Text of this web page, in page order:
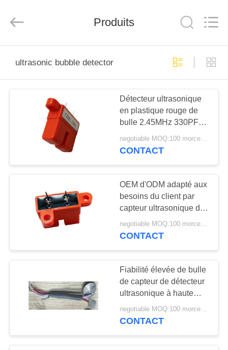
PRODUITS
SUJET
NOUS
VISITE
D'USINE
CONTRÔLE
DE
QUALITÉ
CONTACTEZ-
NOUS
Co.,
Reserved.
Produits
ultrasonic bubble detector
Détecteur ultrasonique
en plastique rouge de
bulle 2.45MHz 330PF
pour le dispositif médical
negotiable MOQ:100 morceaux/morceaux
CONTACT
OEM d'ODM adapté aux
besoins du client par
capteur ultrasonique de
bulle de haute précision
disponible
negotiable MOQ:100 morceaux/morceaux
CONTACT
Fiabilité élevée de bulle
de capteur de détecteur
ultrasonique à haute
fréquence d'acier
inoxydable
negotiable MOQ:100 morceaux/morceaux
CONTACT